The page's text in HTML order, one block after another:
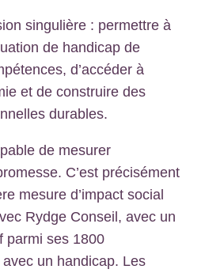
singulière : permettre à
de handicap de
d’accéder à
et de construire des
durables.
de mesurer
C’est précisément
mesure d’impact social
Rydge Conseil, avec un
parmi ses 1800
un handicap. Les